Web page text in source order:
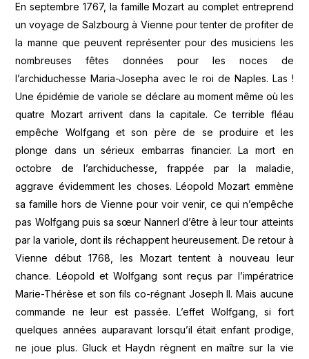
En septembre 1767, la famille Mozart au complet entreprend
un voyage de Salzbourg à Vienne pour tenter de profiter de
la manne que peuvent représenter pour des musiciens les
nombreuses fêtes données pour les noces de
l’archiduchesse Maria-Josepha avec le roi de Naples. Las !
Une épidémie de variole se déclare au moment même où les
quatre Mozart arrivent dans la capitale. Ce terrible fléau
empêche Wolfgang et son père de se produire et les
plonge dans un sérieux embarras financier. La mort en
octobre de l’archiduchesse, frappée par la maladie,
aggrave évidemment les choses. Léopold Mozart emmène
sa famille hors de Vienne pour voir venir, ce qui n’empêche
pas Wolfgang puis sa sœur Nannerl d’être à leur tour atteints
par la variole, dont ils réchappent heureusement. De retour à
Vienne début 1768, les Mozart tentent à nouveau leur
chance. Léopold et Wolfgang sont reçus par l’impératrice
Marie-Thérèse et son fils co-régnant Joseph II. Mais aucune
commande ne leur est passée. L’effet Wolfgang, si fort
quelques années auparavant lorsqu’il était enfant prodige,
ne joue plus. Gluck et Haydn règnent en maître sur la vie